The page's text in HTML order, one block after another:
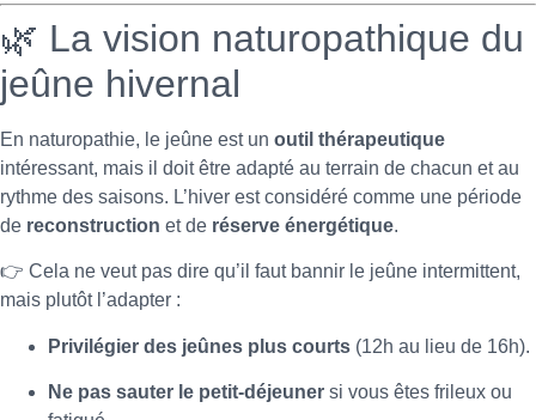
🌿 La vision naturopathique du
jeûne hivernal
En naturopathie, le jeûne est un outil thérapeutique
intéressant, mais il doit être adapté au terrain de chacun et au
rythme des saisons. L’hiver est considéré comme une période
de reconstruction et de réserve énergétique.
👉 Cela ne veut pas dire qu’il faut bannir le jeûne intermittent,
mais plutôt l’adapter :
Privilégier des jeûnes plus courts (12h au lieu de 16h).
Ne pas sauter le petit-déjeuner si vous êtes frileux ou